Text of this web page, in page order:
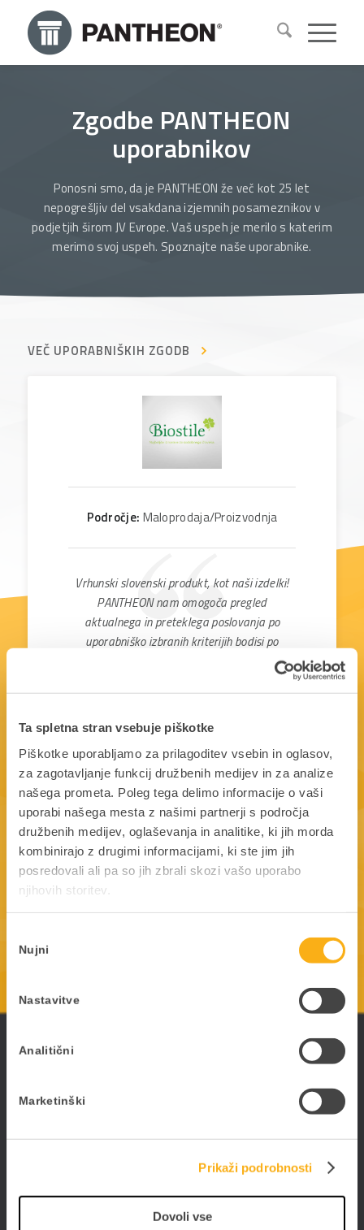
Ta spletna stran vsebuje piškotke
Piškotke uporabljamo za prilagoditev vsebin in oglasov,
za zagotavljanje funkcij družbenih medijev in za analize
našega prometa. Poleg tega delimo informacije o vaši
uporabi našega mesta z našimi partnerji s področja
družbenih medijev, oglaševanja in analitike, ki jih morda
kombinirajo z drugimi informacijami, ki ste jim jih
posredovali ali pa so jih zbrali skozi vašo uporabo
njihovih storitev.
soglasja
Nujni
Nastavitve
Analitični
Marketinški
Prikaži podrobnosti
Dovoli vse
Zgodbe PANTHEON
uporabnikov
Ponosni smo, da je PANTHEON že več kot 25 let
nepogrešljiv del vsakdana izjemnih posameznikov v
podjetjih širom JV Evrope. Vaš uspeh je merilo s katerim
merimo svoj uspeh. Spoznajte naše uporabnike.
VEČ UPORABNIŠKIH ZGODB
Področje: Maloprodaja/Proizvodnja
Vrhunski slovenski produkt, kot naši izdelki!
PANTHEON nam omogoča pregled
aktualnega in preteklega poslovanja po
uporabniško izbranih kriterijih bodisi po
posameznih poslovnih enotah ali proizvodnih
oddelkih, času, izdelkih in podobno. Omogoča
vodenje in analizo vseh proizvodnih procesov
in popolno sledljivost ter podporo logističnim
in ostalim poslovnim procesom. Je
nepogrešljivo poslovno orodje tako za vodstvo
kot tudi na vseh ključnih delovnih postajah.
Majda Vodopivec
računovodja | Biovis d.o.o., trgovina in
storitve
poslujte elektronsko. Digitalizirajte poslovanje s